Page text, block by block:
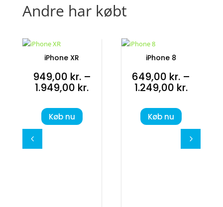
Andre har købt
iPhone XR
949,00 kr. –
1.949,00 kr.Prisinterval:
1.949,00 kr.
Køb nu
iPhone 8
649,00 kr. –
1.249,00 kr.
Køb nu
4 5